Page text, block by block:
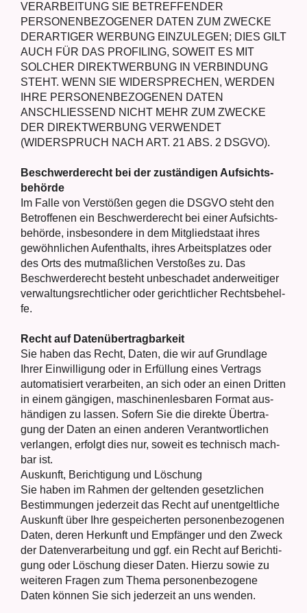
VERARBEITUNG SIE BETREFFENDER
PERSONENBEZOGENER DATEN ZUM ZWECKE
DERARTIGER WERBUNG EINZULEGEN; DIES GILT
AUCH FÜR DAS PROFILING, SOWEIT ES MIT
SOLCHER DIREKTWERBUNG IN VERBINDUNG
STEHT. WENN SIE WIDERSPRECHEN, WERDEN
IHRE PERSONENBEZOGENEN DATEN
ANSCHLIESSEND NICHT MEHR ZUM ZWECKE
DER DIREKTWERBUNG VERWENDET
(WIDERSPRUCH NACH ART. 21 ABS. 2 DSGVO).
Beschwerde­recht bei der zustän­di­gen Aufsichts­
behörde
Im Fal­le von Ver­stö­ßen gegen die DSGVO steht den
Betrof­fe­nen ein Beschwer­de­recht bei einer Auf­sichts­
be­hör­de, ins­be­son­de­re in dem Mit­glied­staat ihres
gewöhn­li­chen Auf­ent­halts, ihres Arbeits­plat­zes oder
des Orts des mut­maß­li­chen Ver­sto­ßes zu. Das
Beschwer­de­recht besteht unbe­scha­det ander­wei­ti­ger
ver­wal­tungs­recht­li­cher oder gericht­li­cher Rechts­be­hel­
fe.
Recht auf Daten­übertrag­barkeit
Sie haben das Recht, Daten, die wir auf Grund­la­ge
Ihrer Ein­wil­li­gung oder in Erfül­lung eines Ver­trags
auto­ma­ti­siert ver­ar­bei­ten, an sich oder an einen Drit­ten
in einem gän­gi­gen, maschi­nen­les­ba­ren For­mat aus­
hän­di­gen zu las­sen. Sofern Sie die direk­te Über­tra­
gung der Daten an einen ande­ren Ver­ant­wort­li­chen
ver­lan­gen, erfolgt dies nur, soweit es tech­nisch mach­
bar ist.
Aus­kunft, Berich­ti­gung und Löschung
Sie haben im Rah­men der gel­ten­den gesetz­li­chen
Bestim­mun­gen jeder­zeit das Recht auf unent­gelt­li­che
Aus­kunft über Ihre gespei­cher­ten per­so­nen­be­zo­ge­nen
Daten, deren Her­kunft und Emp­fän­ger und den Zweck
der Daten­ver­ar­bei­tung und ggf. ein Recht auf Berich­ti­
gung oder Löschung die­ser Daten. Hier­zu sowie zu
wei­te­ren Fra­gen zum The­ma per­so­nen­be­zo­ge­ne
Daten kön­nen Sie sich jeder­zeit an uns wen­den.